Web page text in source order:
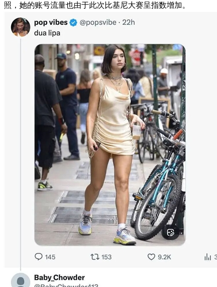
照，她的账号流量也由于此次比基尼大赛呈指数增加。